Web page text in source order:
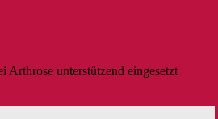
unterstützend eingesetzt